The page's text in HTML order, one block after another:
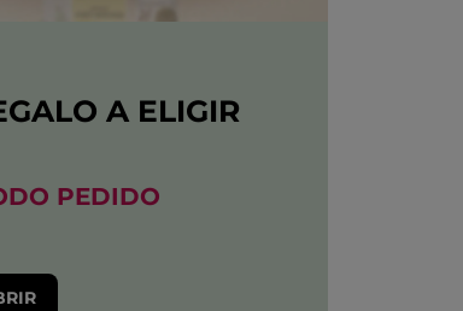
A ELIGIR
PEDIDO​